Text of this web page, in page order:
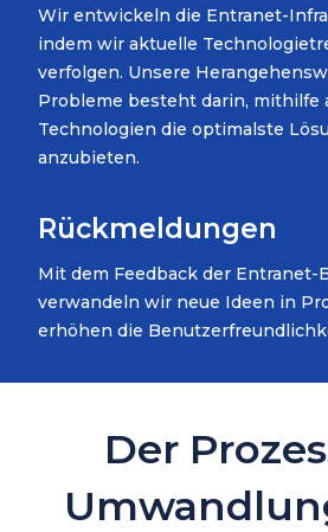
Wir entwickeln die Entranet-
indem wir aktuelle
verfolgen. Unsere
Probleme besteht darin, mithilfe
Technologien die optimalste
anzubieten.
Rückmeldungen
Mit dem Feedback der Entranet-
verwandeln wir neue Ideen in
erhöhen die
Der